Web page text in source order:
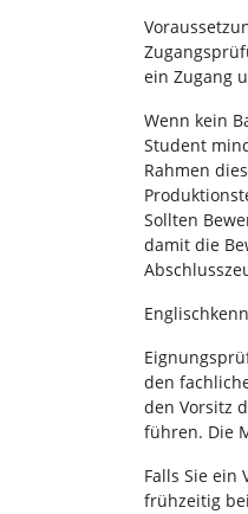
ein Zugang
Wenn kein
Student
Rahmen
Sollten
damit die
den
den Vorsitz
führen. Die
Falls Sie
frühzeitig